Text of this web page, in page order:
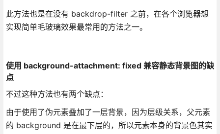
此方法也是在没有 backdrop-filter 之前，在各个浏览器想
实现简单毛玻璃效果最常用的方法之一。
使用 background-attachment: fixed 兼容静态背景图的缺
点
不过这种方法也有两个缺点：
由于使用了伪元素叠加了一层背景，因为层级关系，父元素
的 background 是在最下层的，所以元素本身的背景色其实